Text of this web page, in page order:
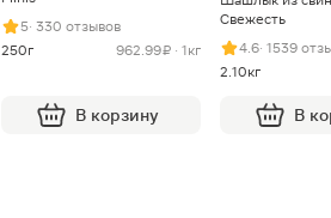
5· 330 отзывов
250г
962.99 ₽ · 1кг
В корзину
Свежесть
4.6· 1539
2.10кг
В